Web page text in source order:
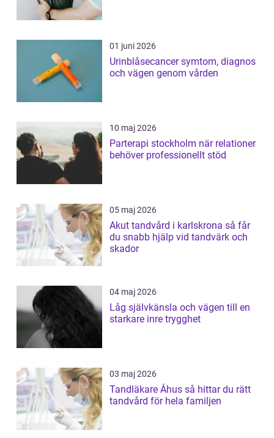
01 juni 2026
Urinblåsecancer symtom, diagnos
och vägen genom vården
10 maj 2026
Parterapi stockholm när relationer
behöver professionellt stöd
05 maj 2026
Akut tandvård i karlskrona så får
du snabb hjälp vid tandvärk och
skador
04 maj 2026
Låg självkänsla och vägen till en
starkare inre trygghet
03 maj 2026
Tandläkare Åhus så hittar du rätt
tandvård för hela familjen